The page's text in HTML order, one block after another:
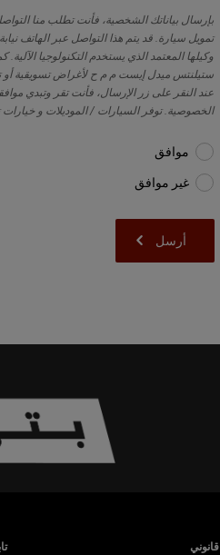
بإرسال بياناتك الشخصية، فأنت تطلب منا
تمويل سيارة. قد يتم هذا التواصل عبر الهاتف
وكيلها المعتمد الذي يستخدم التكنولوجيا
ستيلنتس ميدل إيست م م ح لأغراض تسويقية أو
عند النقر على زر الإرسال، فأنت تقر وتبدي
الخصوصية. توفر السيارات / الموديلات و خيارات
موافق
غير موافق
قانوني